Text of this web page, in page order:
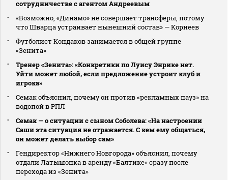
сотрудничестве с агентом Андреевым
«Возможно, «Динамо» не совершает трансферы, потому
что Шварца устраивает нынешний состав» — Корнеев
Футболист Кондаков занимается в общей группе
«Зенита»
Тренер «Зенита»: «Конкретики по Луису Энрике нет.
Уйти может любой, если предложение устроит клуб и
игрока»
Семак объяснил, почему он против «рекламных пауз» на
водопой в РПЛ
Семак — о ситуации с сыном Соболева: «На настроении
Саши эта ситуация не отражается. С кем ему общаться,
он может делать выбор сам»
Гендиректор «Нижнего Новгорода» объяснил, почему
отдали Латышонка в аренду «Балтике» сразу после
перехода из «Зенита»